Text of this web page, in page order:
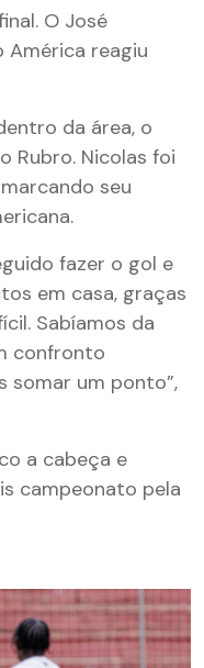
O José
América reagiu
da área, o
Rubro. Nicolas foi
seu
fazer o gol e
em casa, graças
Sabíamos da
confronto
somar um ponto”,
a cabeça e
campeonato pela